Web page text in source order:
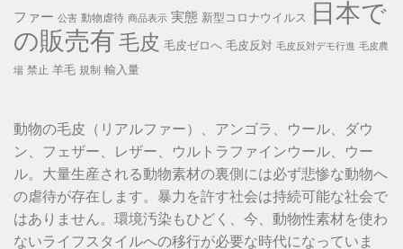
ファー 公害 動物虐待 商品表示 実態 新型コロナウイルス
日本で
の販売有毛皮 毛皮ゼロへ 毛皮反対 毛皮反対デモ行進 毛皮農
場 禁止 羊毛 規制 輸入量
動物の毛皮（リアルファー）、アンゴラ、ウール、ダウ
ン、フェザー、レザー、ウルトラファインウール、ウー
ル。大量生産される動物素材の裏側には必ず悲惨な動物へ
の虐待が存在します。暴力を許す社会は持続可能な社会で
はありません。環境汚染もひどく、今、動物性素材を使わ
ないライフスタイルへの移行が必要な時代になっていま